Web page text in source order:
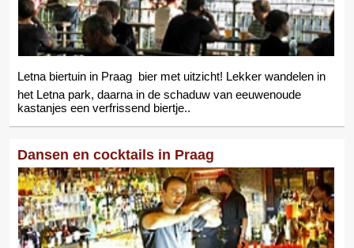
Letna biertuin in Praag  bier met uitzicht! Lekker wandelen in
het Letna park, daarna in de schaduw van eeuwenoude
kastanjes een verfrissend biertje..
Dansen en cocktails in Praag